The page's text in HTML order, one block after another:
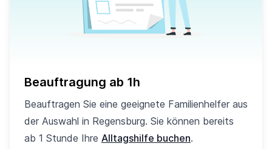
Beauftragung ab 1h
Beauftragen Sie eine geeignete Familienhelfer aus
der Auswahl in Regensburg. Sie können bereits
ab 1 Stunde Ihre Alltagshilfe buchen.